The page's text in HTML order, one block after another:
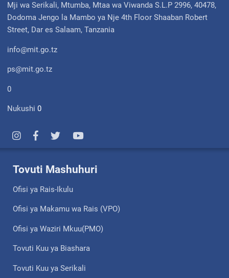
Mji wa Serikali, Mtumba, Mtaa wa Viwanda S.L.P 2996, 40478,
Dodoma Jengo la Mambo ya Nje 4th Floor Shaaban Robert
Street, Dar es Salaam, Tanzania
info@mit.go.tz
ps@mit.go.tz
0
Nukushi0
Tovuti Mashuhuri
Ofisi ya Rais-Ikulu
Ofisi ya Makamu wa Rais (VPO)
Ofisi ya Waziri Mkuu(PMO)
Tovuti Kuu ya Biashara
Tovuti Kuu ya Serikali